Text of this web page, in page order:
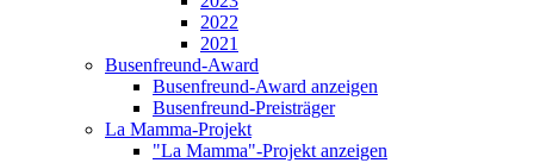
2022
2021
Busenfreund-Award
Busenfreund-Award anzeigen
Busenfreund-Preisträger
La Mamma-Projekt
"La Mamma"-Projekt anzeigen